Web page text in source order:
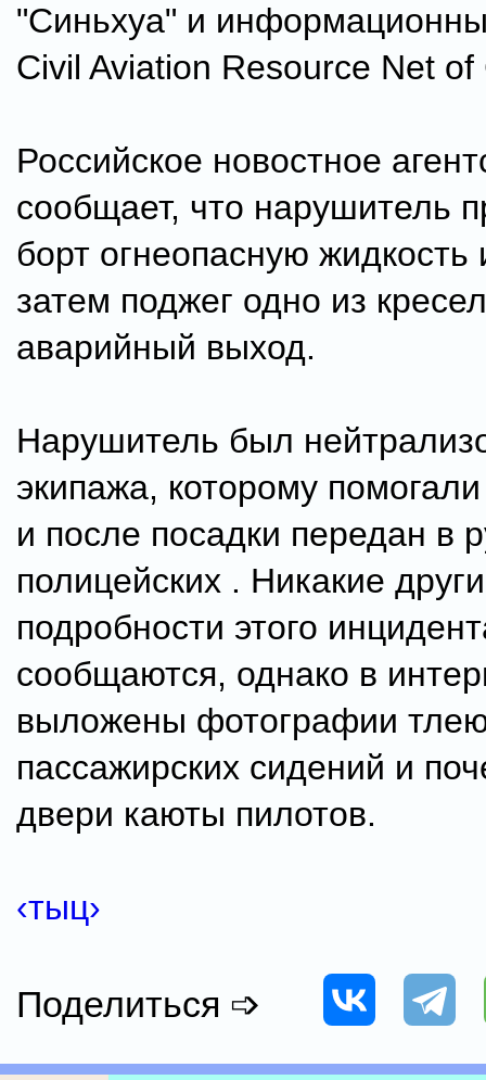
"Синьхуа" и
Civil Aviation Resource Net of
Российское новостное
сообщает, что нарушитель
борт огнеопасную жидкость
затем поджег одно из
аварийный выход.
Нарушитель был
экипажа, которому
и после посадки передан в
полицейских . Никакие
подробности этого
сообщаются, однако в
выложены фотографии
пассажирских сидений и
двери каюты пилотов.
‹тыц›
Поделиться ➩